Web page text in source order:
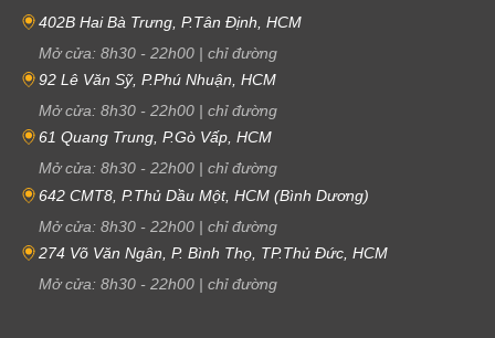
402B Hai Bà Trưng, P.Tân Định, HCM
Mở cửa: 8h30 - 22h00 | chỉ đường
92 Lê Văn Sỹ, P.Phú Nhuận, HCM
Mở cửa: 8h30 - 22h00 | chỉ đường
61 Quang Trung, P.Gò Vấp, HCM
Mở cửa: 8h30 - 22h00 | chỉ đường
642 CMT8, P.Thủ Dầu Một, HCM (Bình Dương)
Mở cửa: 8h30 - 22h00 | chỉ đường
274 Võ Văn Ngân, P. Bình Thọ, TP.Thủ Đức, HCM
Mở cửa: 8h30 - 22h00 | chỉ đường